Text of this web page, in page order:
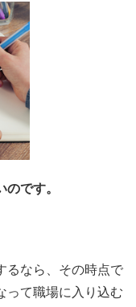
です。
るなら、その時点で
って職場に入り込む